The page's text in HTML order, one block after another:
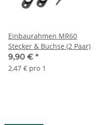
Einbaurahmen MR60
Stecker & Buchse (2 Paar)
9,90 € *
2,47 € pro 1